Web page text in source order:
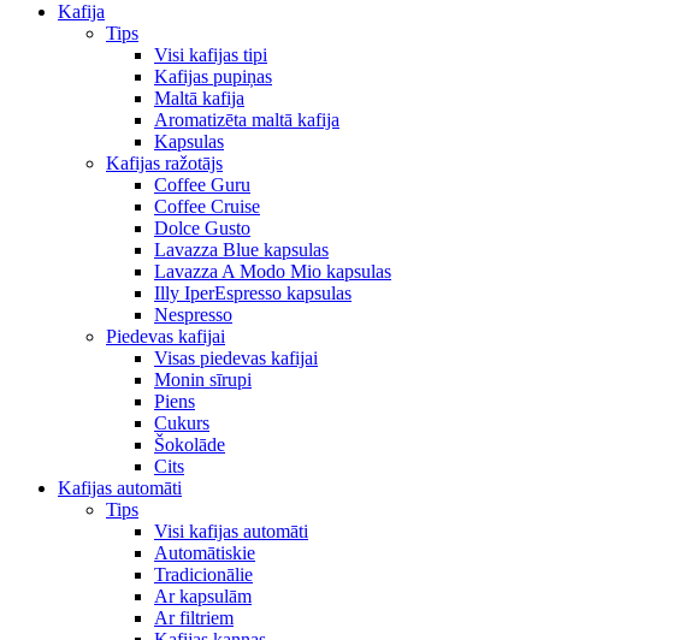
Kafija
Tips
Visi kafijas tipi
Kafijas pupiņas
Maltā kafija
Aromatizēta maltā kafija
Kapsulas
Kafijas ražotājs
Coffee Guru
Coffee Cruise
Dolce Gusto
Lavazza Blue kapsulas
Lavazza A Modo Mio kapsulas
Illy IperEspresso kapsulas
Nespresso
Piedevas kafijai
Visas piedevas kafijai
Monin sīrupi
Piens
Cukurs
Šokolāde
Cits
Kafijas automāti
Tips
Visi kafijas automāti
Automātiskie
Tradicionālie
Ar kapsulām
Ar filtriem